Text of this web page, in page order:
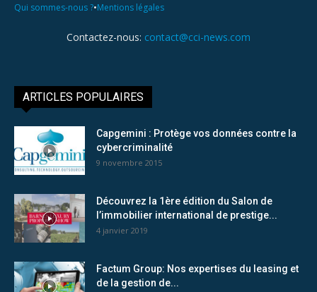
Qui sommes-nous ?•Mentions légales
Contactez-nous: contact@cci-news.com
ARTICLES POPULAIRES
Capgemini : Protège vos données contre la
cybercriminalité
9 novembre 2015
Découvrez la 1ère édition du Salon de
l’immobilier international de prestige...
4 janvier 2019
Factum Group: Nos expertises du leasing et
de la gestion de...